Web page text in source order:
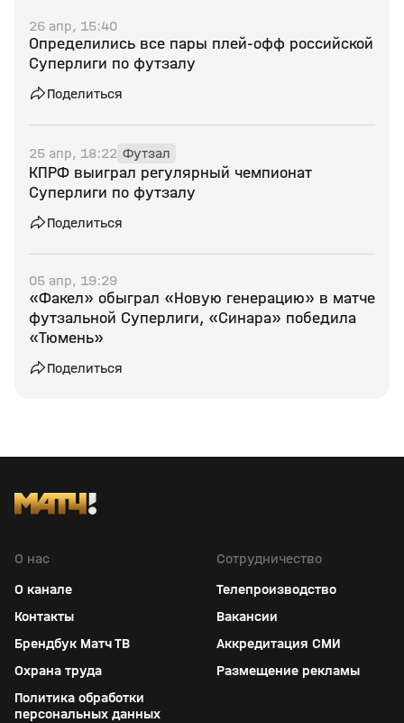
26 апр, 15:40
Определились все пары плей‑офф российской
Суперлиги по футзалу
Поделиться
25 апр, 18:22 Футзал
КПРФ выиграл регулярный чемпионат
Суперлиги по футзалу
Поделиться
05 апр, 19:29
«Факел» обыграл «Новую генерацию» в матче
футзальной Суперлиги, «Синара» победила
«Тюмень»
Поделиться
О нас
О канале
Контакты
Брендбук Матч ТВ
Охрана труда
Политика обработки
персональных данных
Сотрудничество
Телепроизводство
Вакансии
Аккредитация СМИ
Размещение рекламы